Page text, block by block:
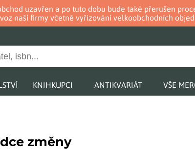
uzavřen a po tuto dobu bude také přerušen
naší firmy včetně vyřizování velkoobchodních
KNIHKUPCI ANTIKVARIÁT VŠE
změny